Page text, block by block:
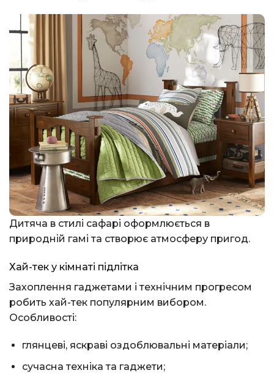
Дитяча в стилі сафарі оформлюється в
природній гамі та створює атмосферу пригод.
Хай-тек у кімнаті підлітка
Захоплення гаджетами і технічним прогресом
робить хай-тек популярним вибором.
Особливості:
глянцеві, яскраві оздоблювальні матеріали;
сучасна техніка та гаджети;